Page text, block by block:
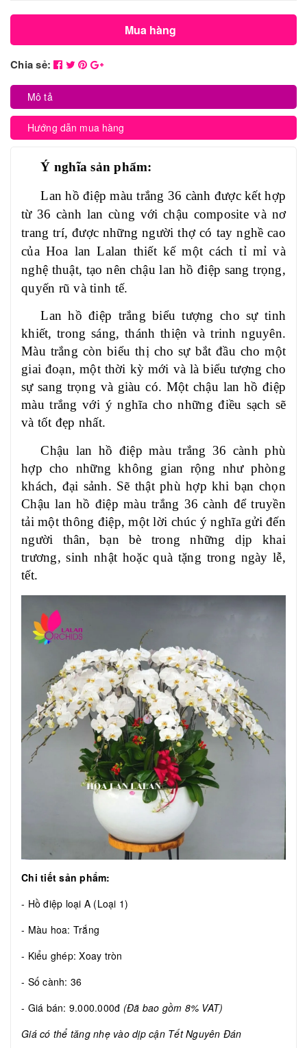
Mua hàng
Chia sẻ:
Mô tả
Hướng dẫn mua hàng
Ý nghĩa sản phẩm:
Lan hồ điệp màu trắng 36 cành được kết hợp
từ 36 cành lan cùng với chậu composite và nơ
trang trí, được những người thợ có tay nghề cao
củaHoa lan Lalan thiết kế một cách tỉ mỉ và
nghệ thuật, tạo nên chậu lan hồ điệp sang trọng,
quyến rũ và tinh tế.
Lan hồ điệp trắng biểu tượng cho sự tinh
khiết, trong sáng, thánh thiện và trinh nguyên.
Màu trắng còn biểu thị cho sự bắt đầu cho một
giai đoạn, một thời kỳ mới và là biểu tượng cho
sự sang trọng và giàu có. Một chậu lan hồ điệp
màu trắng với ý nghĩa cho những điều sạch sẽ
và tốt đẹp nhất.
Chậu lan hồ điệp màu trắng 36 cành phù
hợp cho những không gian rộng như phòng
khách, đại sảnh. Sẽ thật phù hợp khi bạn chọn
Chậu lan hồ điệp màu trắng 36 cành để truyền
tải một thông điệp, một lời chúc ý nghĩa gửi đến
người thân, bạn bè trong những dịp khai
trương, sinh nhật hoặc quà tặng trong ngày lễ,
tết.
Chi tiết sản phẩm:
- Hồ điệp loại A (Loại 1)
- Màu hoa: Trắng
- Kiểu ghép: Xoay tròn
- Số cành: 36
- Giá bán: 9.000.000đ (Đã bao gồm 8% VAT)
Giá có thể tăng nhẹ vào dịp cận Tết Nguyên Đán